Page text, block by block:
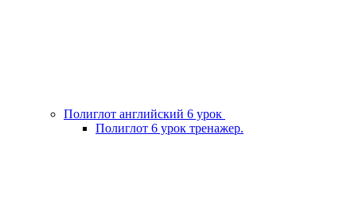
Полиглот английский 6 урок
Полиглот 6 урок тренажер.